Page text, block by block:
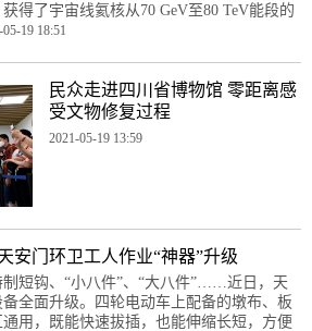
得了宇宙线氦核从70 GeV至80 TeV能段的
19 18:51
民众走进四川省博物馆 零距离感
受文物修复过程
2021-05-19 13:59
安门环卫工人作业“神器”升级
制短钩、“小八件”、“大八件”……近日，天
全面升级。四轮电动车上配备的墩布、板
用，既能快速拔插，也能伸缩长短，方便